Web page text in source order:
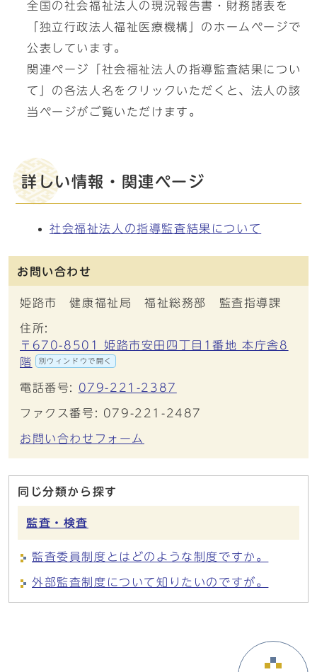
全国の社会福祉法人の現況報告書・財務諸表を
「独立行政法人福祉医療機構」のホームページで
公表しています。
関連ページ「社会福祉法人の指導監査結果につい
て」の各法人名をクリックいただくと、法人の該
当ページがご覧いただけます。
詳しい情報・関連ページ
社会福祉法人の指導監査結果について
お問い合わせ
姫路市 健康福祉局 福祉総務部 監査指導課
住所:
〒670-8501 姫路市安田四丁目1番地 本庁舎8
階
別ウィンドウで開く
電話番号: 079-221-2387
ファクス番号: 079-221-2487
お問い合わせフォーム
同じ分類から探す
監査・検査
監査委員制度とはどのような制度ですか。
外部監査制度について知りたいのですが。